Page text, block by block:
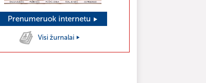
Prenumeruok internetu
Visi žurnalai